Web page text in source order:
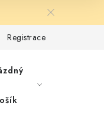
Registrace